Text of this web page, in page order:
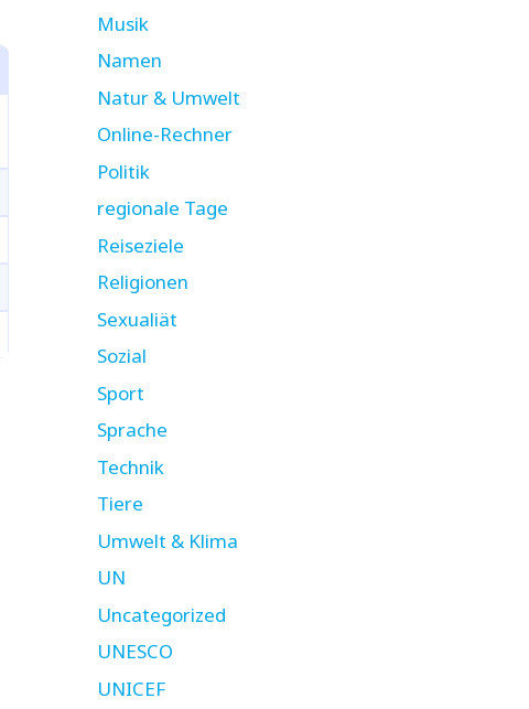
Musik
Namen
Natur & Umwelt
Online-Rechner
Politik
regionale Tage
Reiseziele
Religionen
Sexualiät
Sozial
Sport
Sprache
Technik
Tiere
Umwelt & Klima
UN
Uncategorized
UNESCO
UNICEF